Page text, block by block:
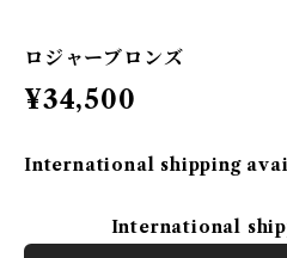
ロジャーブロンズ
¥34,500
International shipping
International